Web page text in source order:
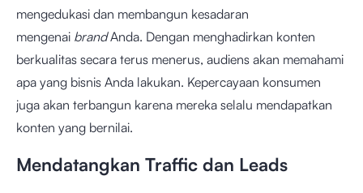
mengedukasi dan membangun kesadaran
mengenai brandAnda. Dengan menghadirkan konten
berkualitas secara terus menerus, audiens akan memahami
apa yang bisnis Anda lakukan. Kepercayaan konsumen
juga akan terbangun karena mereka selalu mendapatkan
konten yang bernilai.
Mendatangkan Traffic dan Leads